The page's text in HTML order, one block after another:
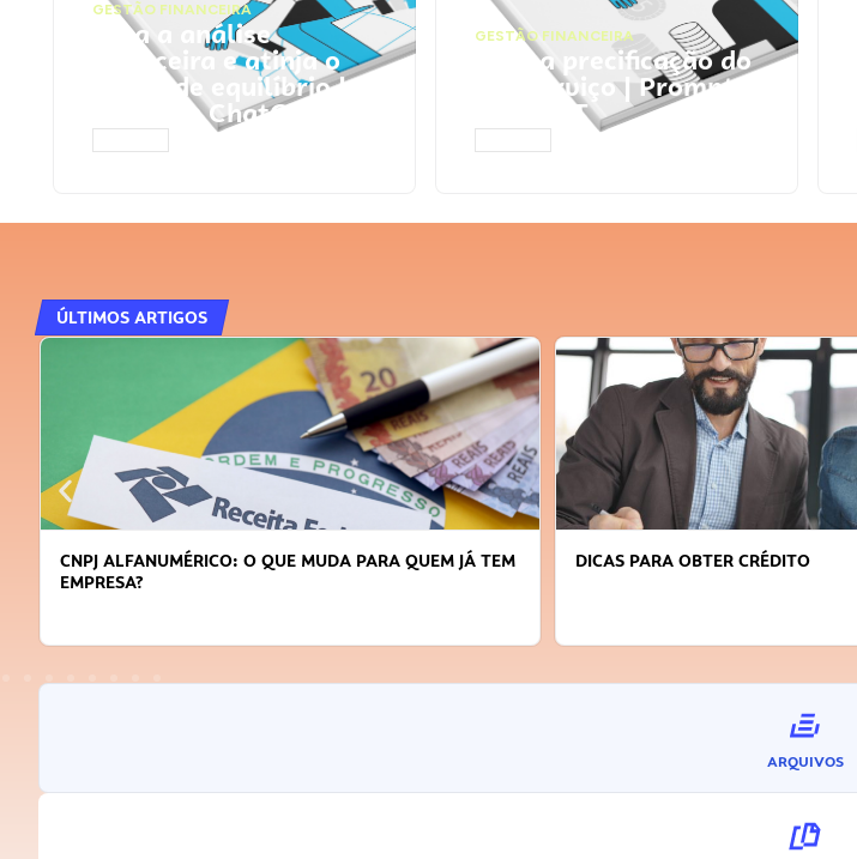
GESTÃO FINANCEIRA
Faça a análise
financeira e atinja o
ponto de equilíbrio |
Prompts ChatGPT
GESTÃO FINANCEIRA
Faça a precificação do
seu serviço | Prompts
ChatGPT
ÚLTIMOS ARTIGOS
CNPJ ALFANUMÉRICO: O QUE MUDA PARA QUEM JÁ TEM
EMPRESA?
DICAS PARA OBTER CRÉDITO
ARQUIVOS